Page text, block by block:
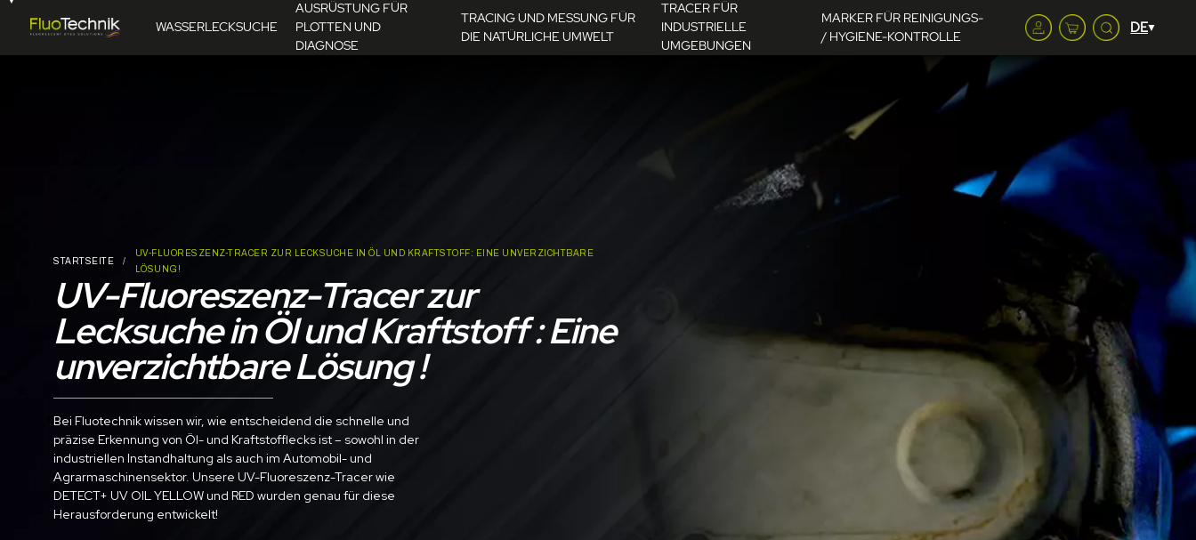
WASSERLECKSUCHE
AUSRÜSTUNG FÜR
PLOTTEN UND
DIAGNOSE
TRACING UND MESSUNG FÜR
DIE NATÜRLICHE UMWELT
TRACER FÜR
INDUSTRIELLE
UMGEBUNGEN
MARKER FÜR REINIGUNGS-
/ HYGIENE-KONTROLLE
STARTSEITE
UV-FLUORESZENZ-TRACER ZUR LECKSUCHE IN ÖL UND KRAFTSTOFF: EINE UNVERZICHTBARE
LÖSUNG!
UV-Fluoreszenz-Tracer zur
Lecksuche in Öl und Kraftstoff : Eine
unverzichtbare Lösung !
Bei Fluotechnik wissen wir, wie entscheidend die schnelle und
präzise Erkennung von Öl- und Kraftstofflecks ist – sowohl in der
industriellen Instandhaltung als auch im Automobil- und
Agrarmaschinensektor. Unsere UV-Fluoreszenz-Tracer wie
DETECT+ UV OIL YELLOW und RED wurden genau für diese
Herausforderung entwickelt!